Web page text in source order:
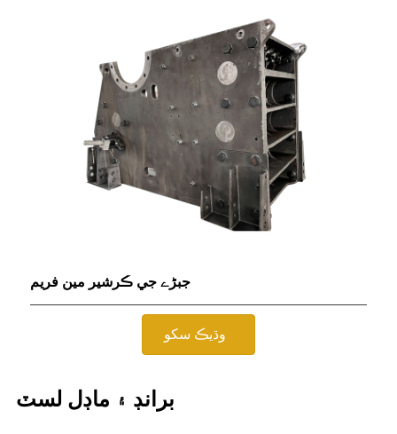
جبڑے جي ڪرشير مين فريم
وڌيڪ سکو
برانڊ ۽ ماڊل لسٽ